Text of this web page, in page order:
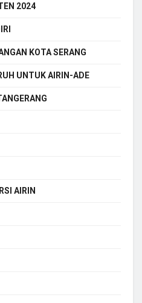
2024
KOTA SERANG
UNTUK AIRIN-ADE
AIRIN